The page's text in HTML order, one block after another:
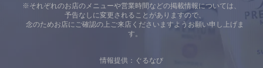
※それぞれのお店のメニューや営業時間などの掲載情報については、
予告なしに変更されることがありますので、
念のためお店にご確認の上ご来店くださいますようお願い申し上げま
す。
情報提供：ぐるなび